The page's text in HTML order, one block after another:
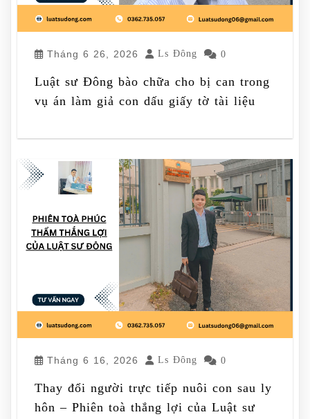
Tháng 6 26, 2026 Ls Đông 0
Luật sư Đông bào chữa cho bị can trong
vụ án làm giả con dấu giấy tờ tài liệu
Tháng 6 16, 2026 Ls Đông 0
Thay đổi người trực tiếp nuôi con sau ly
hôn – Phiên toà thắng lợi của Luật sư